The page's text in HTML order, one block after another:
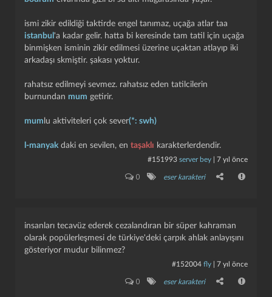
i̇smi zikir edildiği taktirde engel tanımaz, uçağa atlar taa
istanbul 'a kadar gelir. hatta bi keresinde tam tatil için uçağa
binmişken isminin zikir edilmesi üzerine uçaktan atlayıp iki
arkadaşı skmiştir. şakası yoktur.
rahatsız edilmeyi sevmez. rahatsız eden tatilcilerin
burnundan mum getirir.
mum lu aktiviteleri çok sever(*: swh)
l-manyakdaki en sevilen, en taşaklı karakterlerdendir.
#151993 server bey 7 yıl önce
0 eser karakteri
i̇nsanları tecavüz ederek cezalandıran bir süper kahraman
olarak popülerleşmesi de türkiye'deki çarpık ahlak anlayışını
gösteriyor mudur bilinmez?
#152004 fly 7 yıl önce
0 eser karakteri
kapat